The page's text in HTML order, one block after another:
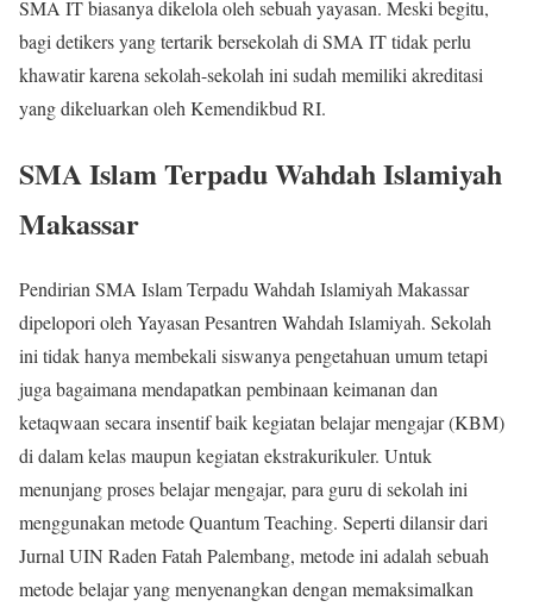
SMA IT biasanya dikelola oleh sebuah yayasan. Meski begitu,
bagi detikers yang tertarik bersekolah di SMA IT tidak perlu
khawatir karena sekolah-sekolah ini sudah memiliki akreditasi
yang dikeluarkan oleh Kemendikbud RI.
SMA Islam Terpadu Wahdah Islamiyah
Makassar
Pendirian SMA Islam Terpadu Wahdah Islamiyah Makassar
dipelopori oleh Yayasan Pesantren Wahdah Islamiyah. Sekolah
ini tidak hanya membekali siswanya pengetahuan umum tetapi
juga bagaimana mendapatkan pembinaan keimanan dan
ketaqwaan secara insentif baik kegiatan belajar mengajar (KBM)
di dalam kelas maupun kegiatan ekstrakurikuler. Untuk
menunjang proses belajar mengajar, para guru di sekolah ini
menggunakan metode Quantum Teaching. Seperti dilansir dari
Jurnal UIN Raden Fatah Palembang, metode ini adalah sebuah
metode belajar yang menyenangkan dengan memaksimalkan